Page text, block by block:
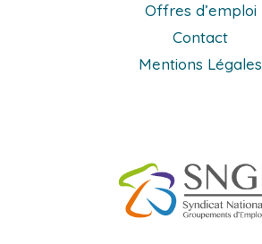
Offres d’emploi
Contact
Mentions Légales